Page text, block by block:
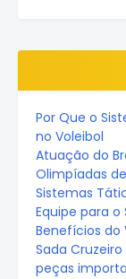
Por Que o
no Voleibol
Atuação do
Olimpíadas
Sistemas
Equipe para
Benefícios do
Sada
peças